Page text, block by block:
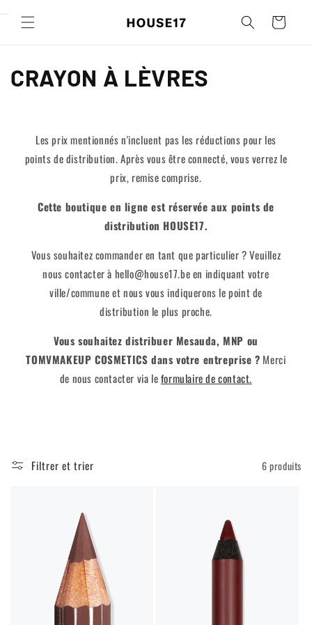
passer au
contenu
Panier
C
CRAYON À LÈVRES
Les prix mentionnés n'incluent pas les réductions pour les
points de distribution. Après vous être connecté, vous verrez le
prix, remise comprise.
Cette boutique en ligne est réservée aux points de
distribution HOUSE17.
Vous souhaitez commander en tant que particulier ? Veuillez
nous contacter à hello@house17.be en indiquant votre
ville/commune et nous vous indiquerons le point de
distribution le plus proche.
Vous souhaitez distribuer Mesauda, ​​MNP ou
TOMVMAKEUP COSMETICS dans votre entreprise ? Merci
de nous contacter via leformulaire de contact.
Filtrer et trier 6 produits